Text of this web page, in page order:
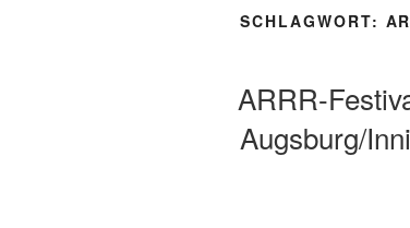
SCHLAGWORT:
ARRR-
Augsburg/